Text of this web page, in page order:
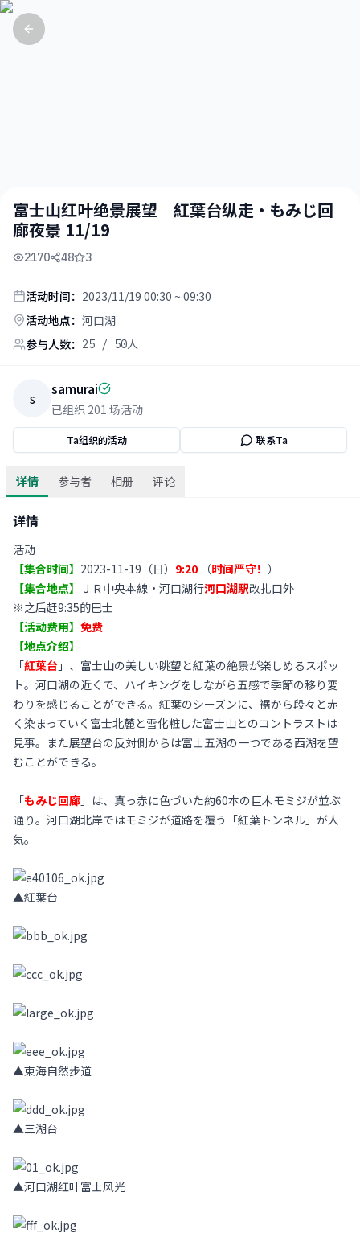
富士山红叶绝景展望｜紅葉台纵走・もみじ回
廊夜景 11/19
2170 48 3
活动时间： 2023/11/19 00:30 ~ 09:30
活动地点： 河口湖
参与人数： 25 / 50人
s samurai
已组织 201 场活动
Ta组织的活动 联系Ta
详情 参与者 相册 评论
详情
活动
【集合时间】 2023-11-19（日） 9:20 （时间严守！ ）
【集合地点】
ＪＲ中央本線・河口湖行河口湖駅改扎口外
※之后赶9:35的巴士
【活动费用】 免费
【地点介绍】
「紅葉台 」、富士山の美しい眺望と紅葉の絶景が楽しめるスポッ
ト。河口湖の近くで、ハイキングをしながら五感で季節の移り変
わりを感じることができる。紅葉のシーズンに、裾から段々と赤
く染まっていく富士北麓と雪化粧した富士山とのコントラストは
見事。また展望台の反対側からは富士五湖の一つである西湖を望
むことができる。
「もみじ回廊 」は、真っ赤に色づいた約60本の巨木モミジが並ぶ
通り。河口湖北岸ではモミジが道路を覆う「紅葉トンネル」が人
気。
▲紅葉台
▲東海自然步道
▲三湖台
▲河口湖红叶富士风光